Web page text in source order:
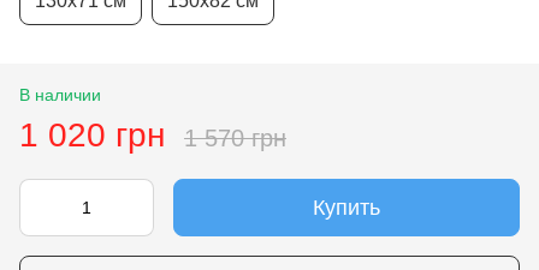
В наличии
1 020 грн 1 570 грн
Купить